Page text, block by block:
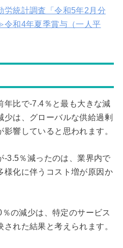
労統計調査「令和5年2月分
和4年夏季賞与（一人平
年比で-7.4％と最も大きな減
少は、グローバルな供給過剰
響していると思われます。
-3.5％減ったのは、業界内で
様化に伴うコスト増が原因か
の減少は、特定のサービス
れた結果と考えられます。